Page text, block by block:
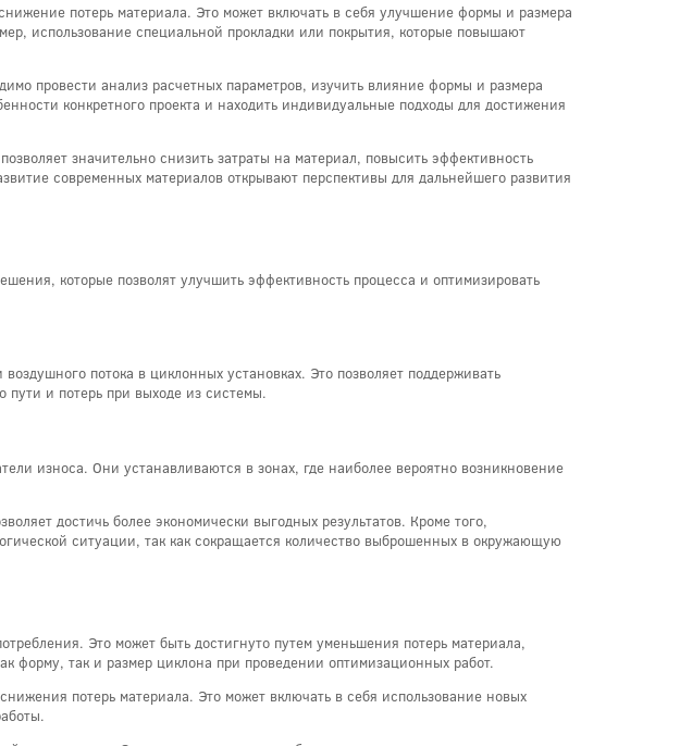
потерь материала. Это может включать в себя улучшение формы и размера
использование специальной прокладки или покрытия, которые повышают
провести анализ расчетных параметров, изучить влияние формы и размера
конкретного проекта и находить индивидуальные подходы для достижения
значительно снизить затраты на материал, повысить эффективность
современных материалов открывают перспективы для дальнейшего развития
которые позволят улучшить эффективность процесса и оптимизировать
потока в циклонных установках. Это позволяет поддерживать
пути и потерь при выходе из системы.
износа. Они устанавливаются в зонах, где наиболее вероятно возникновение
достичь более экономически выгодных результатов. Кроме того,
ситуации, так как сокращается количество выброшенных в окружающую
Это может быть достигнуто путем уменьшения потерь материала,
форму, так и размер циклона при проведении оптимизационных работ.
потерь материала. Это может включать в себя использование новых